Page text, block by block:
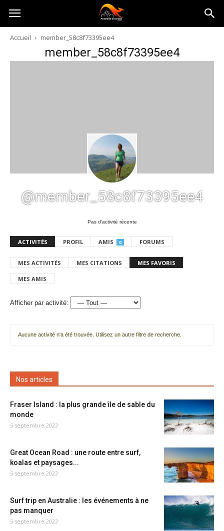
Australia-
australie.com
Accueil member_58c8f73395ee4
member_58c8f73395ee4
@member_58c8f73395ee4
Pas d’activité récente
ACTIVITÉS PROFIL AMIS 0 FORUMS
MES ACTIVITÉS MES CITATIONS MES FAVORIS
MES AMIS
Afficher par activité:
Aucune activité n'a été trouvée. Utilisez un autre filtre de recherche.
Nos articles
Fraser Island : la plus grande île de sable du
monde
5 septembre 2023
Great Ocean Road : une route entre surf,
koalas et paysages...
5 septembre 2023
Surf trip en Australie : les événements à ne
pas manquer
5 septembre 2023